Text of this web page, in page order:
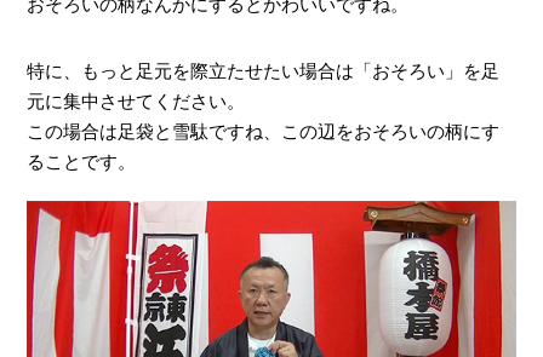
おそろいの柄なんかにするとかわいいですね。
特に、もっと足元を際立たせたい場合は「おそろい」を足
元に集中させてください。
この場合は足袋と雪駄ですね、この辺をおそろいの柄にす
ることです。